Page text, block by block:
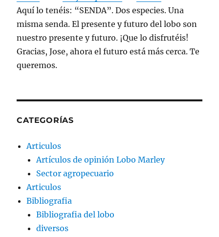
Aquí lo tenéis: “SENDA”. Dos especies. Una
misma senda. El presente y futuro del lobo son
nuestro presente y futuro. ¡Que lo disfrutéis!
Gracias, Jose, ahora el futuro está más cerca. Te
queremos.
CATEGORÍAS
Articulos
Artículos de opinión Lobo Marley
Sector agropecuario
Articulos
Bibliografia
Bibliografia del lobo
diversos